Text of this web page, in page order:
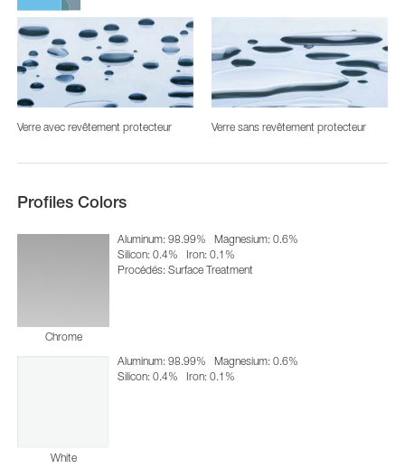
Verre avec revêtement protecteur Verre sans revêtement protecteur
Profiles Colors
Chrome
Aluminum: 98.99%
Magnesium: 0.6%
Silicon: 0.4%
Iron: 0.1%
Procédés: Surface Treatment
White
Aluminum: 98.99%
Magnesium: 0.6%
Silicon: 0.4%
Iron: 0.1%